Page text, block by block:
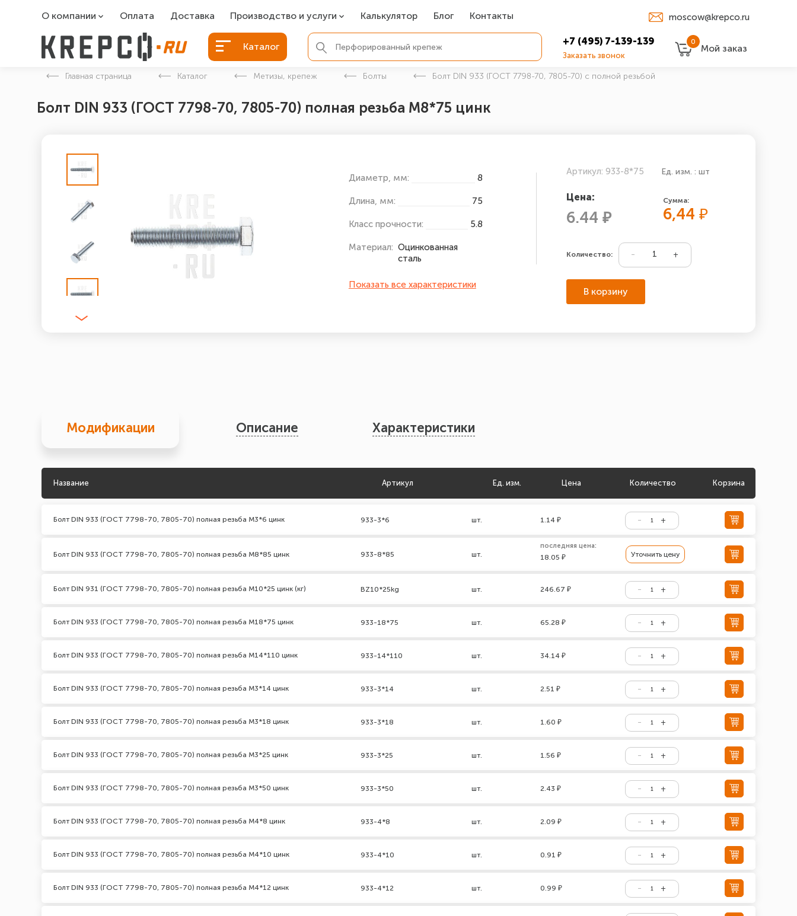
О компании
О компании
Оплата Доставка Производство и услуги
Болты БСР
Болты для фундамента
Закладные детали
Калькулятор Блог Контакты moscow@krepco.ru
Каталог +7 (495) 7-139-139
Заказать звонок
0
Мой заказ
Главная страница Каталог Метизы, крепеж Болты Болт DIN 933 (ГОСТ 7798-70, 7805-70) с полной резьбой
Болт DIN 933 (ГОСТ 7798-70, 7805-70) полная резьба М8*75 цинк
Диаметр, мм: 8
Длина, мм: 75
Класс прочности: 5.8
Материал: Оцинкованная
сталь
Показать все характеристики
Артикул: 933-8*75 Ед. изм. : шт
Цена:
6.44 ₽
Сумма:
6,44₽
Количество:
В корзину
Модификации Описание Характеристики
Название Артикул Ед. изм. Цена Количество Корзина
Болт DIN 933 (ГОСТ 7798-70, 7805-70) полная резьба М3*6 цинк 933-3*6 шт. 1.14 ₽
Болт DIN 933 (ГОСТ 7798-70, 7805-70) полная резьба М8*85 цинк 933-8*85 шт.
последняя цена:
18.05 ₽ Уточнить цену
Болт DIN 931 (ГОСТ 7798-70, 7805-70) полная резьба М10*25 цинк (кг) BZ10*25kg шт. 246.67 ₽
Болт DIN 933 (ГОСТ 7798-70, 7805-70) полная резьба М18*75 цинк 933-18*75 шт. 65.28 ₽
Болт DIN 933 (ГОСТ 7798-70, 7805-70) полная резьба М14*110 цинк 933-14*110 шт. 34.14 ₽
Болт DIN 933 (ГОСТ 7798-70, 7805-70) полная резьба М3*14 цинк 933-3*14 шт. 2.51 ₽
Болт DIN 933 (ГОСТ 7798-70, 7805-70) полная резьба М3*18 цинк 933-3*18 шт. 1.60 ₽
Болт DIN 933 (ГОСТ 7798-70, 7805-70) полная резьба М3*25 цинк 933-3*25 шт. 1.56 ₽
Болт DIN 933 (ГОСТ 7798-70, 7805-70) полная резьба М3*50 цинк 933-3*50 шт. 2.43 ₽
Болт DIN 933 (ГОСТ 7798-70, 7805-70) полная резьба М4*8 цинк 933-4*8 шт. 2.09 ₽
Болт DIN 933 (ГОСТ 7798-70, 7805-70) полная резьба М4*10 цинк 933-4*10 шт. 0.91 ₽
Болт DIN 933 (ГОСТ 7798-70, 7805-70) полная резьба М4*12 цинк 933-4*12 шт. 0.99 ₽